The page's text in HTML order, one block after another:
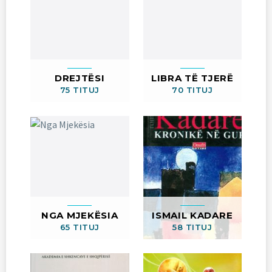
DREJTËSI
75 TITUJ
LIBRA TË TJERË
70 TITUJ
NGA MJEKËSIA
65 TITUJ
ISMAIL KADARE
58 TITUJ